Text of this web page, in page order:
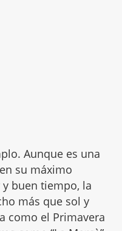
Aunque es una
su máximo
buen tiempo, la
más que sol y
como el Primavera